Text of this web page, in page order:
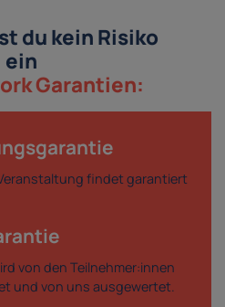
du kein Risiko
ein
Garantien:
findet garantiert
von den Teilnehmer:innen
und von uns ausgewertet.